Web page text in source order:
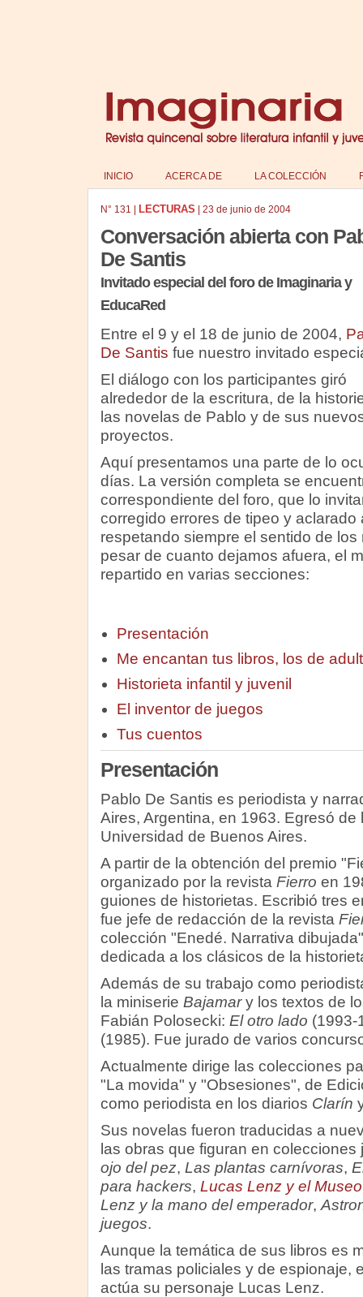
INICIO ACERCA DE LA COLECCIÓN
N° 131 LECTURAS 23 de junio de 2004
Conversación abierta con
De Santis
Invitado especial del foro de Imaginaria y
EducaRed
Entre el 9 y el 18 de junio de 2004,
De Santis fue nuestro invitado
El diálogo con los participantes giró
alrededor de la escritura, de la
las novelas de Pablo y de sus
proyectos.
Aquí presentamos una parte de lo
días. La versión completa se
correspondiente del foro, que lo
corregido errores de tipeo y aclarado
respetando siempre el sentido de los
pesar de cuanto dejamos afuera, el
repartido en varias secciones:
Presentación
Me encantan tus libros, los de
Historieta infantil y juvenil
El inventor de juegos
Tus cuentos
Presentación
Pablo De Santis es periodista y
Aires, Argentina, en 1963. Egresó
Universidad de Buenos Aires.
A partir de la obtención del premio
organizado por la revista Fierro en
guiones de historietas. Escribió tres
fue jefe de redacción de la revista
colección "Enedé. Narrativa
dedicada a los clásicos de la
Además de su trabajo como
la miniserie Bajamary los textos de
Fabián Polosecki: El otro lado
(1985). Fue jurado de varios
Actualmente dirige las colecciones
"La movida" y "Obsesiones", de
como periodista en los diarios Clarín
Sus novelas fueron traducidas a
las obras que figuran en
ojo del pez, Las plantas carnívoras,
para hackers, Lucas Lenz y el
Lenz y la mano del emperador,
juegos.
Aunque la temática de sus libros es
las tramas policiales y de espionaje,
actúa su personaje Lucas Lenz.